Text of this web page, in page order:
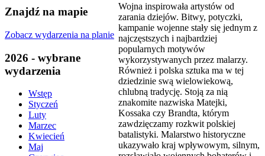
Znajdź na mapie
Zobacz wydarzenia na planie
2026 - wybrane
wydarzenia
Wstęp
Styczeń
Luty
Marzec
Kwiecień
Maj
Wojna inspirowała artystów od
zarania dziejów. Bitwy, potyczki,
kampanie wojenne stały się jednym z
najczęstszych i najbardziej
popularnych motywów
wykorzystywanych przez malarzy.
Również i polska sztuka ma w tej
dziedzinie swą wielowiekową,
chlubną tradycję. Stoją za nią
znakomite nazwiska Matejki,
Kossaka czy Brandta, którym
zawdzięczamy rozkwit polskiej
batalistyki. Malarstwo historyczne
ukazywało kraj wpływowym, silnym,